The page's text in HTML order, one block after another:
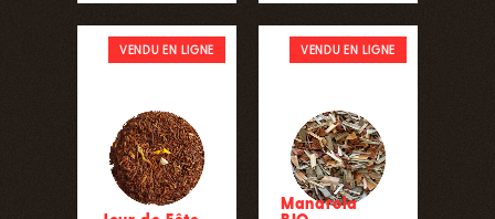
VENDU EN LIGNE VENDU EN LIGNE
Manarola